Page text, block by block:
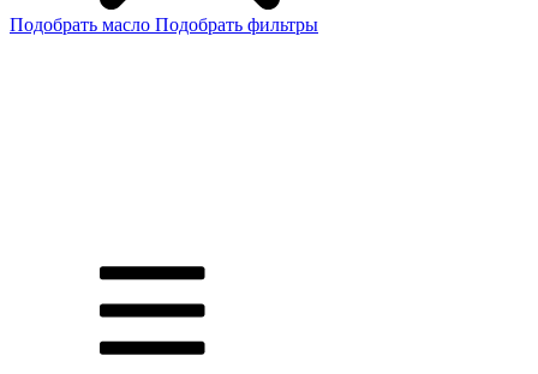
Подобрать масло Подобрать фильтры